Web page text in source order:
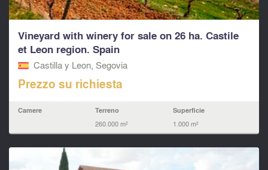
Vineyard with winery for sale on 26 ha. Castile
et Leon region. Spain
Castilla y Leon, Segovia
Prezzo su richiesta
Camere Terreno
260.000 m²
Superficie
1.000 m²